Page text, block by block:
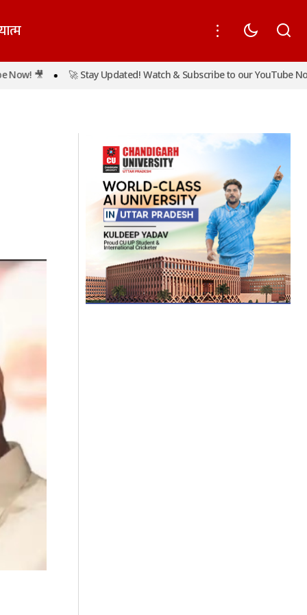
नोटिस
लालू प्रसाद की तबियत बिगड़ी, सीढ़ियों से गिरने से कंधे
🚀 Stay Updated! Watch & Subscribe to our YouTube Now! 🎥